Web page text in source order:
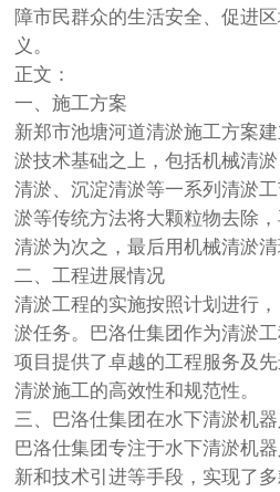
障市民群众的生活安全、促进
义。
正文：
一、施工方案
新郑市池塘河道清淤施工方案
淤技术基础之上，包括机械清
清淤、沉淀清淤等一系列清淤
淤等传统方法将大颗粒物去除
清淤为次之，最后用机械清淤清
二、工程进展情况
清淤工程的实施按照计划进行
淤任务。巴洛仕集团作为清淤
项目提供了卓越的工程服务及
清淤施工的高效性和规范性。
三、巴洛仕集团在水下清淤机
巴洛仕集团专注于水下清淤机
新和技术引进等手段，实现了